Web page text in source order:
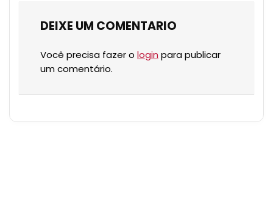
DEIXE UM COMENTARIO
Você precisa fazer o login para publicar
um comentário.